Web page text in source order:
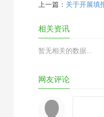
上一篇： 关于开展填报2014-2016
相关资讯
暂无相关的数据...
网友评论